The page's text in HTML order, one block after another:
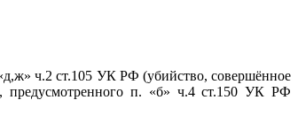
ч.2 ст.105 УК РФ (убийство, совершённое
предусмотренного п. «б» ч.4 ст.150 УК РФ